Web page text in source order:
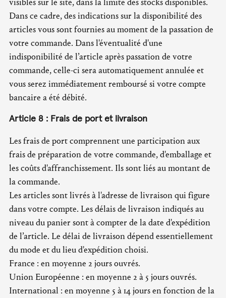
visibles sur le site, dans la limite des stocks disponibles.
Dans ce cadre, des indications sur la disponibilité des
articles vous sont fournies au moment de la passation de
votre commande. Dans l'éventualité d'une
indisponibilité de l’article après passation de votre
commande, celle-ci sera automatiquement annulée et
vous serez immédiatement remboursé si votre compte
bancaire a été débité.
Article 8 : Frais de port et livraison
Les frais de port comprennent une participation aux
frais de préparation de votre commande, d'emballage et
les coûts d'affranchissement. Ils sont liés au montant de
la commande.
Les articles sont livrés à l'adresse de livraison qui figure
dans votre compte. Les délais de livraison indiqués au
niveau du panier sont à compter de la date d'expédition
de l’article. Le délai de livraison dépend essentiellement
du mode et du lieu d'expédition choisi.
France : en moyenne 2 jours ouvrés.
Union Européenne : en moyenne 2 à 5 jours ouvrés.
International : en moyenne 5 à 14 jours en fonction de la